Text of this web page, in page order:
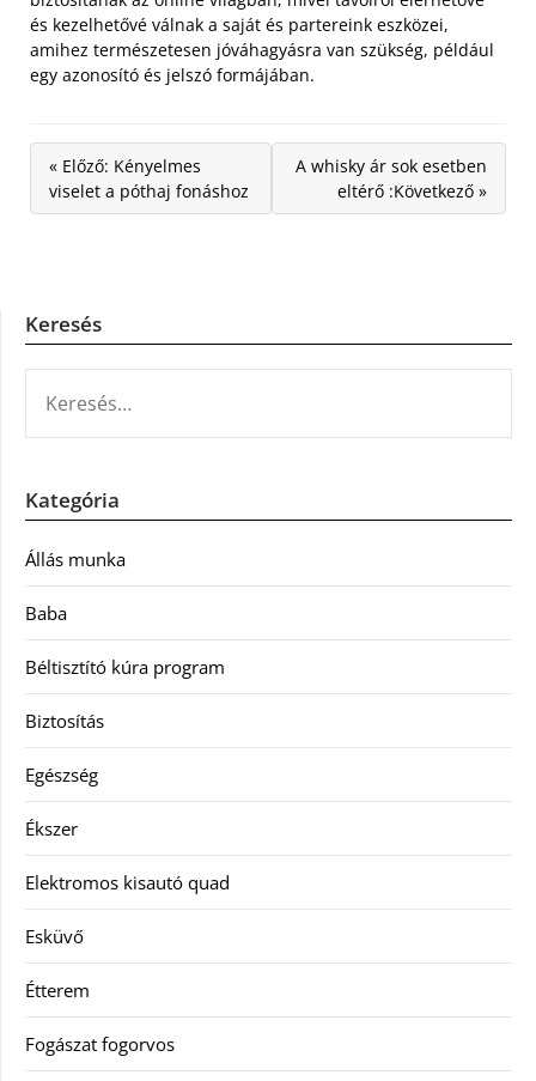
és kezelhetővé válnak a saját és partereink eszközei,
amihez természetesen jóváhagyásra van szükség, például
egy azonosító és jelszó formájában.
« Előző: Kényelmes
viselet a póthaj fonáshoz
A whisky ár sok esetben
eltérő :Következő »
Keresés
Kategória
Állás munka
Baba
Béltisztító kúra program
Biztosítás
Egészség
Ékszer
Elektromos kisautó quad
Esküvő
Étterem
Fogászat fogorvos